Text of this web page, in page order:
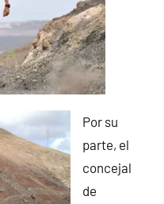
Por su
parte, el
concejal
de